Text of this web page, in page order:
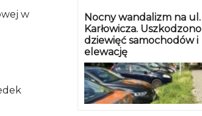
w
Nocny wandalizm na ul.
Karłowicza. Uszkodzono
dziewięć samochodów i
elewację